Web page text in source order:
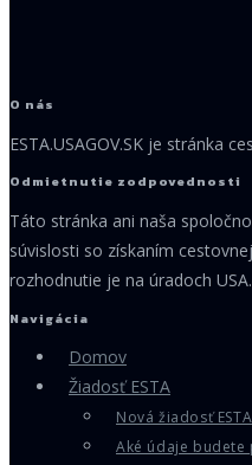
O nás
ESTA.USAGOV.SK je stránka
Odmietnutie zodpovednosti
Táto stránka ani naša
súvislosti so získaním
rozhodnutie je na úradoch USA.
Navigácia
Domov
Žiadosť ESTA
Nová žiadosť ESTA
Aké údaje